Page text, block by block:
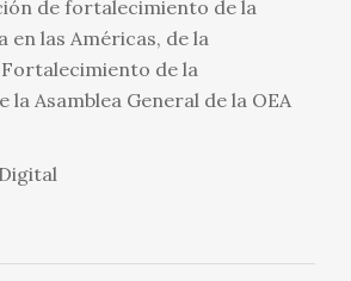
de fortalecimiento de la
en las Américas, de la
Fortalecimiento de la
la Asamblea General de la OEA